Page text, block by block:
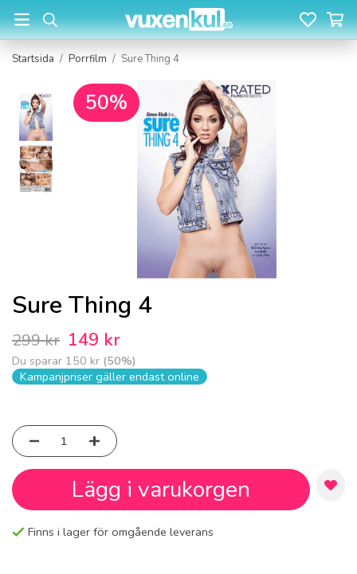
Startsida / Porrfilm / Sure Thing 4
50%
Sure Thing 4
299 kr 149 kr
Du sparar 150 kr (50%)
Kampanjpriser gäller endast online
Lägg i varukorgen
Finns i lager för omgående leverans